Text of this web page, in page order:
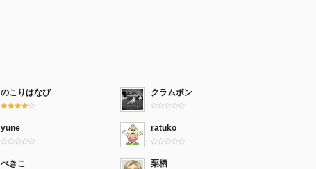
のこりはなび クラムボン
yune ratuko
べきこ 栗栖